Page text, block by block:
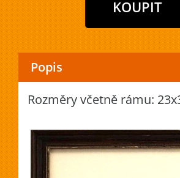
Popis
Rozměry včetně rámu: